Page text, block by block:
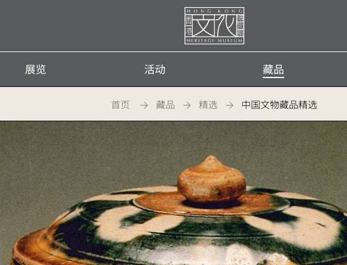
首
展览 活动 藏品
首页 藏品 精选 中国文物藏品精选